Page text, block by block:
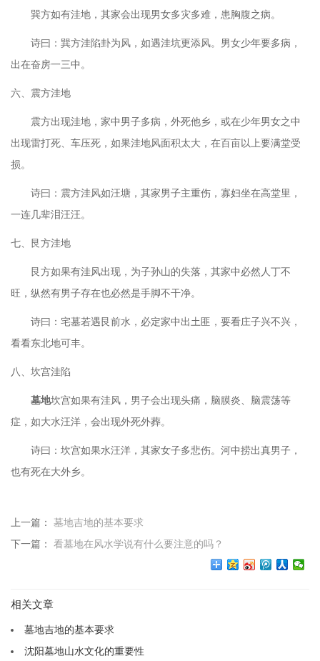
巽方如有洼地，其家会出现男女多灾多难，患胸腹之病。
诗曰：巽方洼陷卦为风，如遇洼坑更添风。男女少年要多病，
出在奋房一三中。
六、震方洼地
震方出现洼地，家中男子多病，外死他乡，或在少年男女之中
出现雷打死、车压死，如果洼地风面积太大，在百亩以上要满堂受
损。
诗曰：震方洼风如汪塘，其家男子主重伤，寡妇坐在高堂里，
一连几辈泪汪汪。
七、艮方洼地
艮方如果有洼风出现，为子孙山的失落，其家中必然人丁不
旺，纵然有男子存在也必然是手脚不干净。
诗曰：宅墓若遇艮前水，必定家中出土匪，要看庄子兴不兴，
看看东北地可丰。
八、坎宫洼陷
墓地坎宫如果有洼风，男子会出现头痛，脑膜炎、脑震荡等
症，如大水汪洋，会出现外死外葬。
诗曰：坎宫如果水汪洋，其家女子多悲伤。河中捞出真男子，
也有死在大外乡。
上一篇： 墓地吉地的基本要求
下一篇： 看墓地在风水学说有什么要注意的吗？
相关文章
墓地吉地的基本要求
沈阳墓地山水文化的重要性